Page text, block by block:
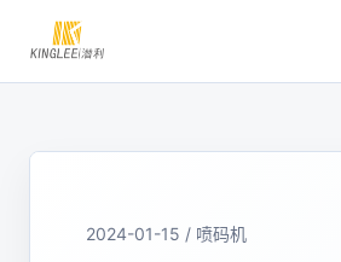
2024-01-15 / 喷码机